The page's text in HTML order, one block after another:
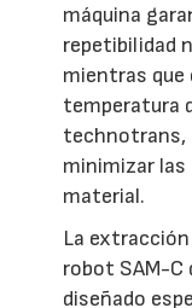
máquina
repetibilidad
mientras
temperatura
technotrans,
minimizar
material.
La
robot SAM-C
diseñado